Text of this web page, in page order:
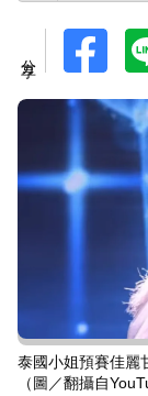
泰國小姐預賽佳麗
（圖／翻攝自